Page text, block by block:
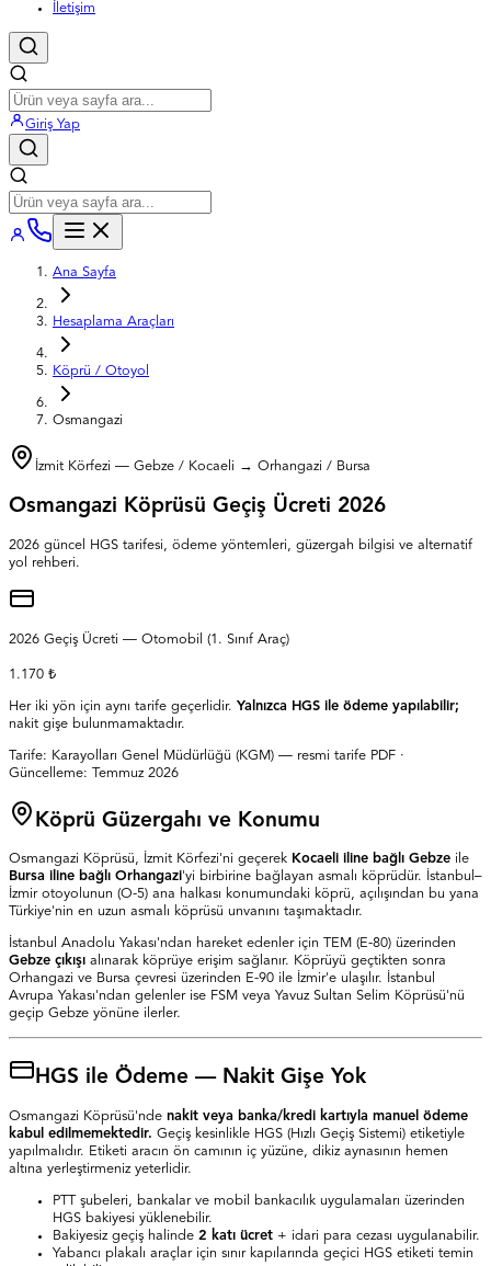
İletişim
Giriş Yap
Ana Sayfa
Hesaplama Araçları
Köprü / Otoyol
Osmangazi
İzmit Körfezi — Gebze / Kocaeli → Orhangazi / Bursa
Osmangazi Köprüsü Geçiş Ücreti 2026
2026 güncel HGS tarifesi, ödeme yöntemleri, güzergah bilgisi ve alternatif
yol rehberi.
2026 Geçiş Ücreti — Otomobil (1. Sınıf Araç)
1.170 ₺
Her iki yön için aynı tarife geçerlidir. Yalnızca HGS ile ödeme yapılabilir;
nakit gişe bulunmamaktadır.
Tarife: Karayolları Genel Müdürlüğü (KGM) — resmi tarife PDF ·
Güncelleme: Temmuz 2026
Köprü Güzergahı ve Konumu
Osmangazi Köprüsü, İzmit Körfezi'ni geçerek Kocaeli iline bağlı Gebze ile
Bursa iline bağlı Orhangazi'yi birbirine bağlayan asmalı köprüdür. İstanbul–
İzmir otoyolunun (O-5) ana halkası konumundaki köprü, açılışından bu yana
Türkiye'nin en uzun asmalı köprüsü unvanını taşımaktadır.
İstanbul Anadolu Yakası'ndan hareket edenler için TEM (E-80) üzerinden
Gebze çıkışı alınarak köprüye erişim sağlanır. Köprüyü geçtikten sonra
Orhangazi ve Bursa çevresi üzerinden E-90 ile İzmir'e ulaşılır. İstanbul
Avrupa Yakası'ndan gelenler ise FSM veya Yavuz Sultan Selim Köprüsü'nü
geçip Gebze yönüne ilerler.
HGS ile Ödeme — Nakit Gişe Yok
Osmangazi Köprüsü'nde nakit veya banka/kredi kartıyla manuel ödeme
kabul edilmemektedir. Geçiş kesinlikle HGS (Hızlı Geçiş Sistemi) etiketiyle
yapılmalıdır. Etiketi aracın ön camının iç yüzüne, dikiz aynasının hemen
altına yerleştirmeniz yeterlidir.
PTT şubeleri, bankalar ve mobil bankacılık uygulamaları üzerinden
HGS bakiyesi yüklenebilir.
Bakiyesiz geçiş halinde 2 katı ücret + idari para cezası uygulanabilir.
Yabancı plakalı araçlar için sınır kapılarında geçici HGS etiketi temin